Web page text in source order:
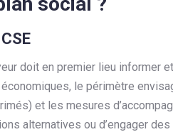
doit en premier lieu informer
le périmètre
et les mesures
alternatives ou d’engager